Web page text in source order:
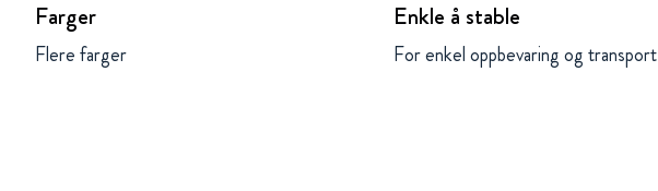
Farger
Flere farger
Enkle å stable
For enkel oppbevaring og transport